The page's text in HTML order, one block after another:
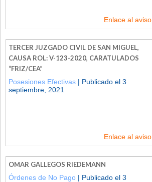
Enlace al aviso
TERCER JUZGADO CIVIL DE SAN MIGUEL,
CAUSA ROL: V-123-2020, CARATULADOS
“FRIZ/CEA”
Posesiones Efectivas | Publicado el 3
septiembre, 2021
Enlace al aviso
OMAR GALLEGOS RIEDEMANN
Órdenes de No Pago | Publicado el 3